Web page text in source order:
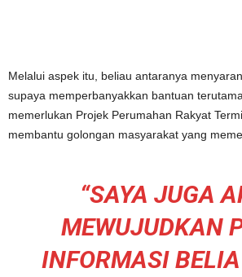
Melalui aspek itu, beliau antaranya
supaya memperbanyakkan bantuan
memerlukan Projek Perumahan Rakyat
membantu golongan masyarakat yang
“SAYA JUGA
MEWUJUDKAN
INFORMASI